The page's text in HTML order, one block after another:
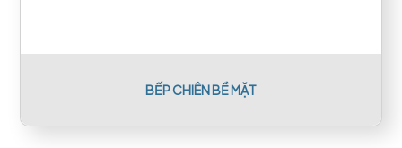
BẾP CHIÊN BỀ MẶT